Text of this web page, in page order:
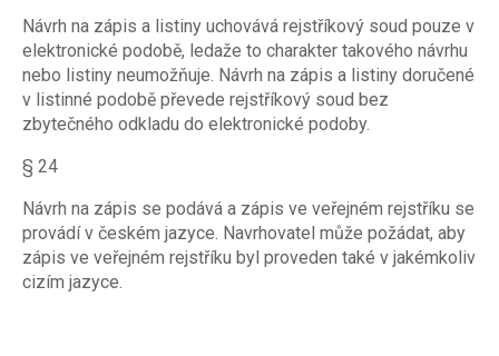
Návrh na zápis a listiny uchovává rejstříkový soud pouze v
elektronické podobě, ledaže to charakter takového návrhu
nebo listiny neumožňuje. Návrh na zápis a listiny doručené
v listinné podobě převede rejstříkový soud bez
zbytečného odkladu do elektronické podoby.
§ 24
Návrh na zápis se podává a zápis ve veřejném rejstříku se
provádí v českém jazyce. Navrhovatel může požádat, aby
zápis ve veřejném rejstříku byl proveden také v jakémkoliv
cizím jazyce.